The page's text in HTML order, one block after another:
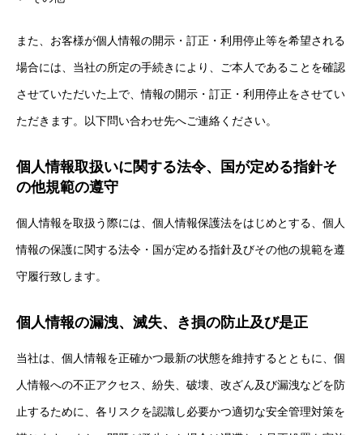
また、お客様が個人情報の開示・訂正・利用停止等を希望される
場合には、当社の所定の手続きにより、ご本人であることを確認
させていただいた上で、情報の開示・訂正・利用停止をさせてい
ただきます。以下問い合わせ先へご連絡ください。
個人情報取扱いに関する法令、国が定める指針そ
の他規範の遵守
個人情報を取扱う際には、個人情報保護法をはじめとする、個人
情報の保護に関する法令・国が定める指針及びその他の規範を遵
守履行致します。
個人情報の漏洩、滅失、き損の防止及び是正
当社は、個人情報を正確かつ最新の状態を維持するとともに、個
人情報への不正アクセス、紛失、破壊、改ざん及び漏洩などを防
止するために、各リスクを認識し必要かつ適切な安全管理対策を